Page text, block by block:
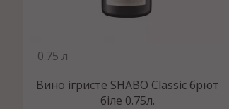
0.75 л
Вино ігристе SHABO Classic брют
біле 0.75л.